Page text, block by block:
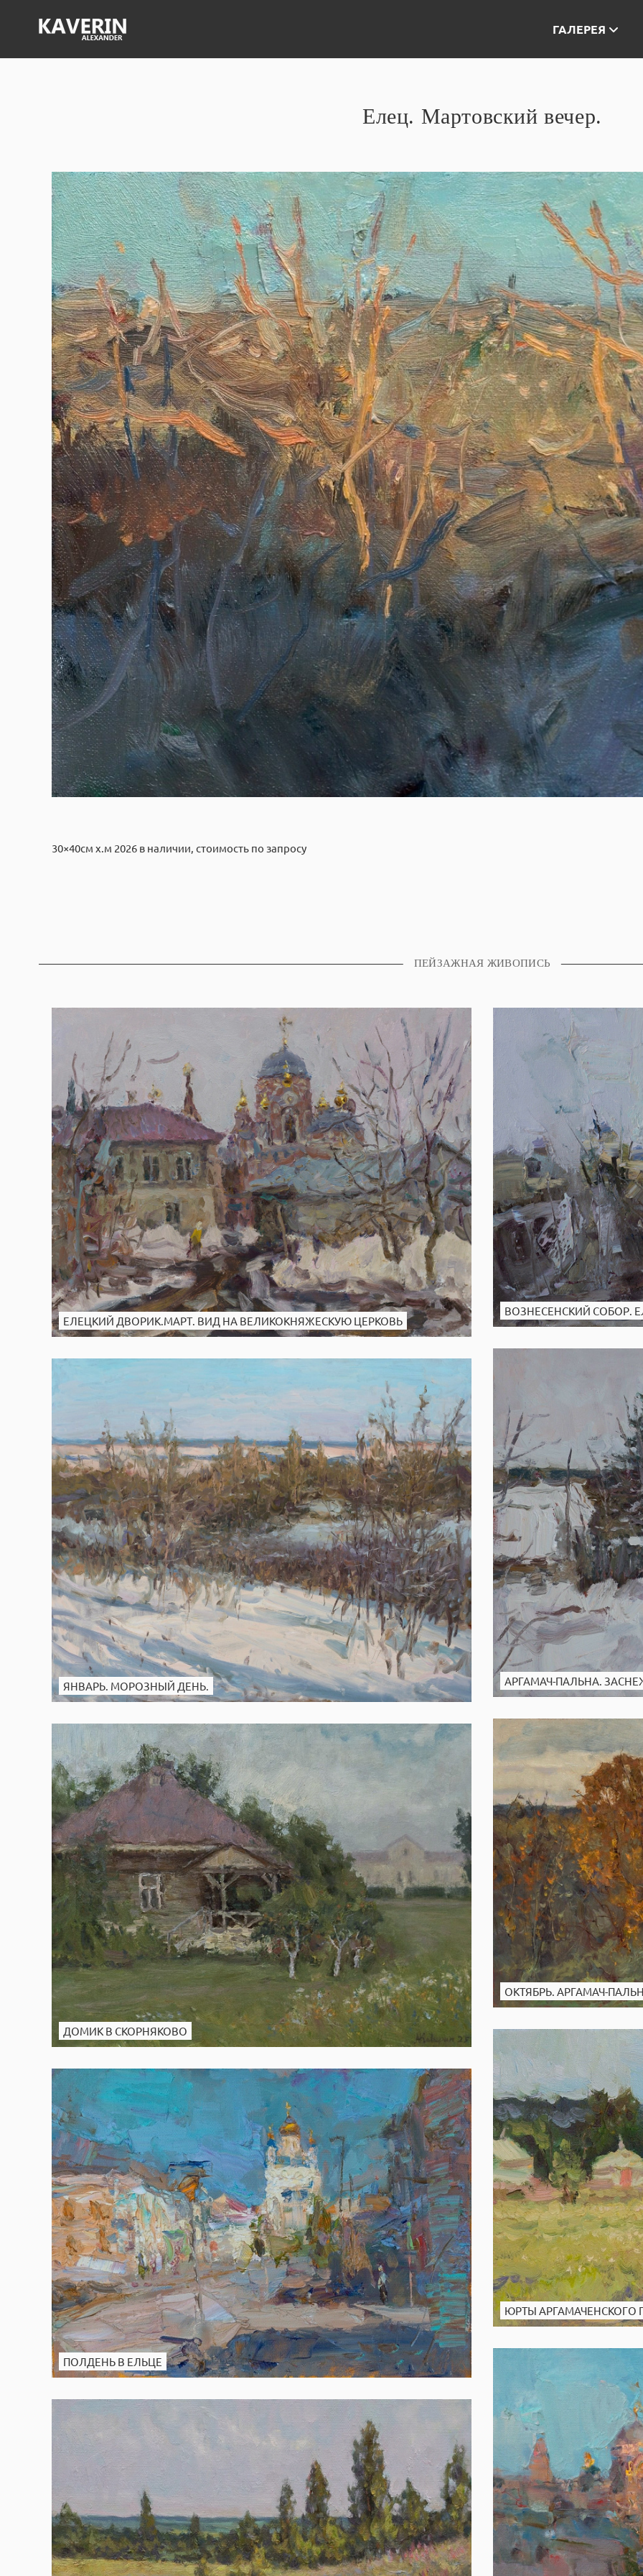
ГАЛЕРЕЯ
Елец. Мартовский вечер.
30×40см х.м 2026 в наличии, стоимость по запросу
ПЕЙЗАЖНАЯ ЖИВОПИСЬ
ЕЛЕЦКИЙ ДВОРИК.МАРТ. ВИД НА ВЕЛИКОКНЯЖЕСКУЮ ЦЕРКОВЬ
ВОЗНЕСЕНСКИЙ СОБОР.
АРГАМАЧ-ПАЛЬНА.
ЯНВАРЬ. МОРОЗНЫЙ ДЕНЬ.
ОКТЯБРЬ. АРГАМАЧ-
ДОМИК В СКОРНЯКОВО
ЮРТЫ АРГАМАЧЕНСКОГО
ПОЛДЕНЬ В ЕЛЬЦЕ